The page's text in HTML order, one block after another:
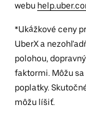
webu
*Ukážkové ceny
UberX a
polohou,
faktormi. Môžu
poplatky.
môžu líšiť.